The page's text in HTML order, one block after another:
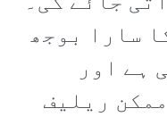
سارا بوجھ
ہے اور
ریلیف